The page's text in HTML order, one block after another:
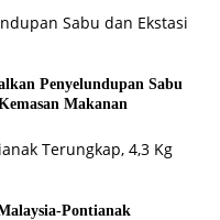
Penyelundupan Sabu
Makanan
Pontianak